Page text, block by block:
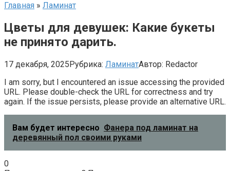
Главная » Ламинат
Цветы для девушек: Какие букеты
не принято дарить.
17 декабря, 2025Рубрика: ЛаминатАвтор: Redactor
I am sorry, but I encountered an issue accessing the provided
URL. Please double-check the URL for correctness and try
again. If the issue persists, please provide an alternative URL.
Вам будет интересно Фанера под ламинат на
деревянный пол своими руками
0